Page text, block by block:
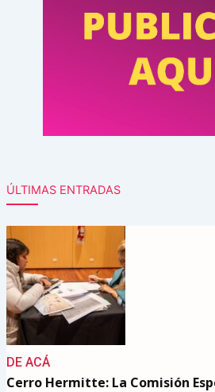
ÚLTIMAS ENTRADAS
DE ACÁ
Cerro Hermitte: La Comisión